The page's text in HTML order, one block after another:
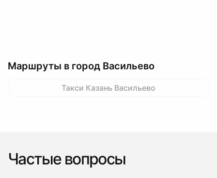
Маршруты в город Васильево
Такси Казань Васильево
Частые вопросы